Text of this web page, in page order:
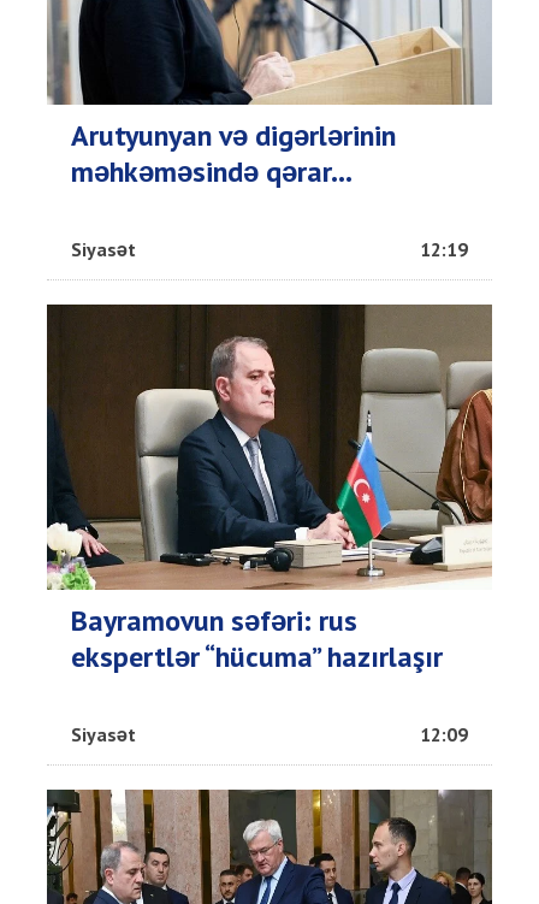
Arutyunyan və digərlərinin
məhkəməsində qərar...
Siyasət 12:19
Bayramovun səfəri: rus
ekspertlər “hücuma” hazırlaşır
Siyasət 12:09